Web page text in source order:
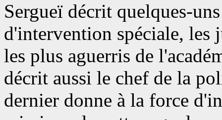
Sergueï décrit quelques-
d'intervention spéciale, les
les plus aguerris de
décrit aussi le chef de la
dernier donne à la force